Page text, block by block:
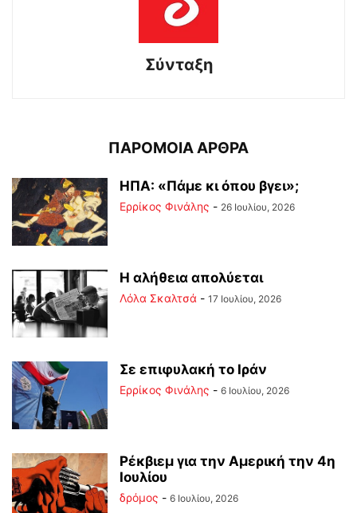
Σύνταξη
ΠΑΡΟΜΟΙΑ ΑΡΘΡΑ
ΗΠΑ: «Πάμε κι όπου βγει»;
Ερρίκος Φινάλης - 26 Ιουλίου, 2026
Η αλήθεια απολύεται
Λόλα Σκαλτσά - 17 Ιουλίου, 2026
Σε επιφυλακή το Ιράν
Ερρίκος Φινάλης - 6 Ιουλίου, 2026
Ρέκβιεμ για την Αμερική την 4η
Ιουλίου
δρόμος - 6 Ιουλίου, 2026